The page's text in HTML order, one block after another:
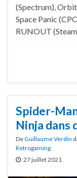
(Spectrum),
Space Panic
RUNOUT
Spider-
Ninja dans
DeGuillaume Verdin
Retrogaming
27 juillet 2021